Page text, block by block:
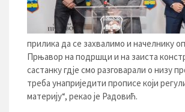
прилика да се захвалимо и начелнику
Прњавор на подршци и на заиста
састанку гдје смо разговарали о низу
треба унаприједити прописе који
материју“, рекао је Радовић.